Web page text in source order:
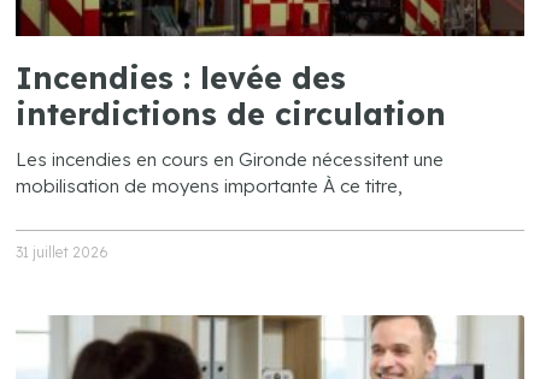
Incendies : levée des
interdictions de circulation
Les incendies en cours en Gironde nécessitent une
mobilisation de moyens importante À ce titre,
31 juillet 2026